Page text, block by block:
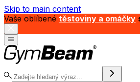
Skip to main content
Vaše oblíbené těstoviny a omáčky